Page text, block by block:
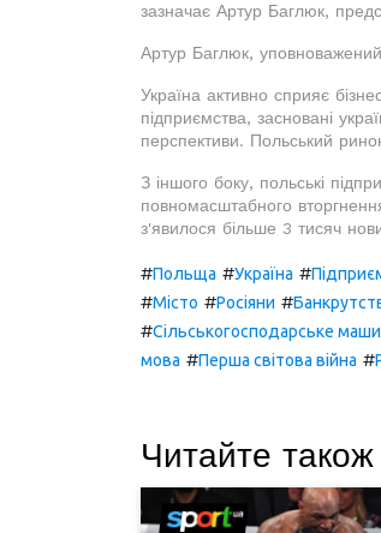
зазначає Артур Баглюк,
Артур Баглюк,
Україна активно сприяє
підприємства, засновані
перспективи. Польський
З іншого боку, польські
повномасштабного
з'явилося більше 3 тисяч
#Польща #Україна #
#Місто #Росіяни #
#Сільськогосподарське
мова #Перша світова війна #
Читайте також